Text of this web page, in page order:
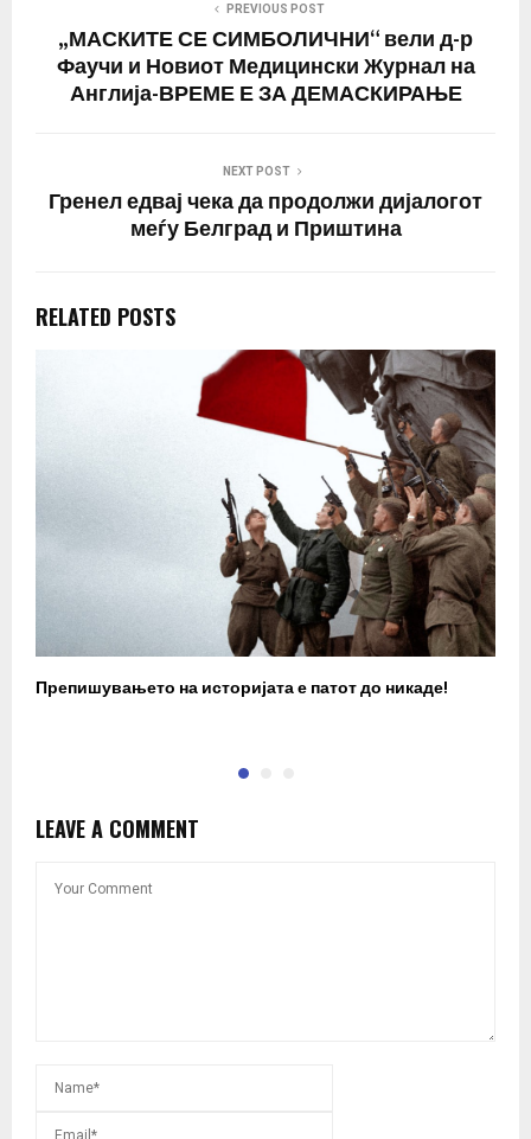
PREVIOUS POST
„МАСКИТЕ СЕ СИМБОЛИЧНИ“ вели д-р
Фаучи и Новиот Медицински Журнал на
Англија-ВРЕМЕ Е ЗА ДЕМАСКИРАЊЕ
NEXT POST
Гренел едвај чека да продолжи дијалогот
меѓу Белград и Приштина
RELATED POSTS
Препишувањето на историјата е патот до никаде!
LEAVE A COMMENT